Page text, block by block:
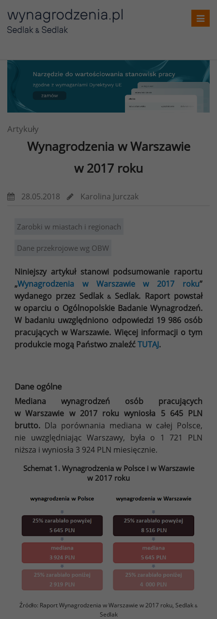
Artykuły
Wynagrodzenia w Warszawie
w 2017 roku
28.05.2018 Karolina Jurczak
Zarobki w miastach i regionach
Dane przekrojowe wg OBW
Niniejszy artykuł stanowi podsumowanie raportu
„Wynagrodzenia w Warszawie w 2017 roku”
wydanego przez Sedlak &Sedlak. Raport powstał
w oparciu o Ogólnopolskie Badanie Wynagrodzeń.
W badaniu uwzględniono odpowiedzi 19 986 osób
pracujących w Warszawie. Więcej informacji o tym
produkcie mogą Państwo znaleźćTUTAJ.
Dane ogólne
Mediana wynagrodzeń osób pracujących
w Warszawie w 2017 roku wyniosła 5 645 PLN
brutto. Dla porównania mediana w całej Polsce,
nie uwzględniając Warszawy, była o 1 721 PLN
niższa i wyniosła 3 924 PLN miesięcznie.
Schemat 1. Wynagrodzenia w Polsce i w Warszawie
w 2017 roku
Źródło: Raport Wynagrodzenia w Warszawie w 2017 roku, Sedlak &
Sedlak